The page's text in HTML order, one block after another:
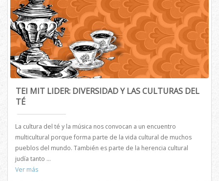
TEI MIT LIDER: DIVERSIDAD Y LAS CULTURAS DEL
TÉ
La cultura del té y la música nos convocan a un encuentro
multicultural porque forma parte de la vida cultural de muchos
pueblos del mundo. También es parte de la herencia cultural
judía tanto ...
Ver más